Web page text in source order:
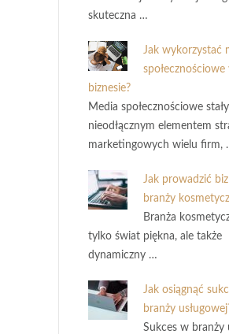
skuteczna …
Jak wykorzystać
społecznościowe
biznesie?
Media społecznościowe
nieodłącznym elementem
marketingowych wielu firm,
Jak prowadzić
branży
Branża
tylko świat piękna, ale także
dynamiczny …
Jak osiągnąć
branży
Sukces w branży